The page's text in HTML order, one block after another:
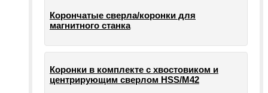
Корончатые сверла/коронки для
магнитного станка
Коронки в комплекте с хвостовиком и
центрирующим сверлом HSS/М42